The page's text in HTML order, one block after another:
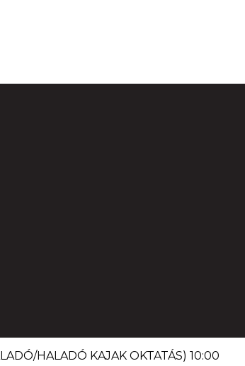
HALADÓ KAJAK OKTATÁS) 10:00